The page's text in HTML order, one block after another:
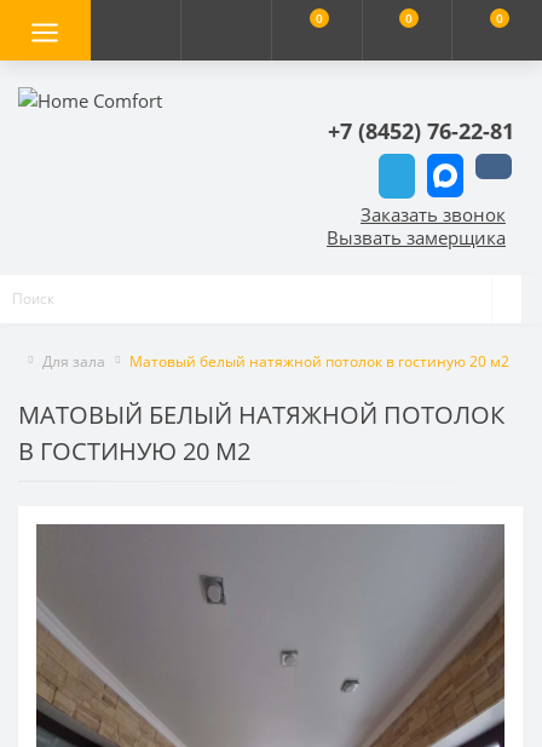
0 0 0
+7 (8452) 76-22-81
Заказать звонок
Вызвать замерщика
Для зала Матовый белый натяжной потолок в гостиную 20 м2
МАТОВЫЙ БЕЛЫЙ НАТЯЖНОЙ ПОТОЛОК
В ГОСТИНУЮ 20 М2